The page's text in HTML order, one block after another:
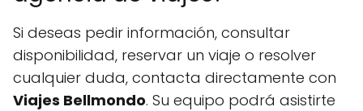
Si deseas pedir información, consultar
disponibilidad, reservar un viaje o resolver
cualquier duda, contacta directamente con
Viajes Bellmondo. Su equipo podrá asistirte